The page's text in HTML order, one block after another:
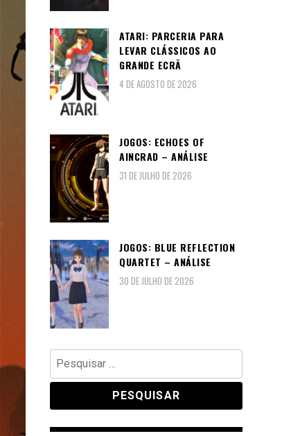
ATARI: PARCERIA PARA
LEVAR CLÁSSICOS AO
GRANDE ECRÃ
4 DE AGOSTO DE 2026
JOGOS: ECHOES OF
AINCRAD – ANÁLISE
31 DE JULHO DE 2026
JOGOS: BLUE REFLECTION
QUARTET – ANÁLISE
30 DE JULHO DE 2026
Pesquisar
por: